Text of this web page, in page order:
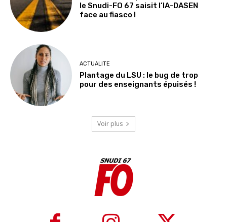
le Snudi-FO 67 saisit l’IA-DASEN
face au fiasco !
ACTUALITE
Plantage du LSU : le bug de trop
pour des enseignants épuisés !
Voir plus